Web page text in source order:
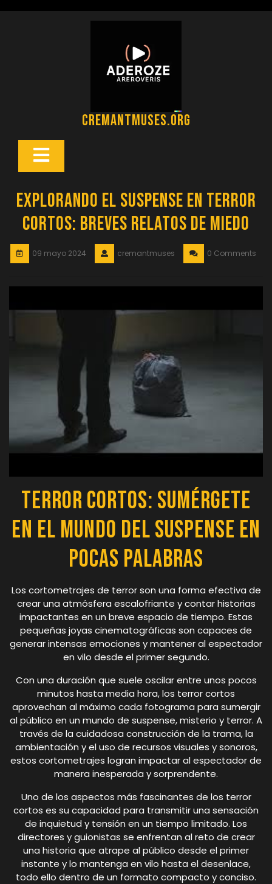
cremantmuses.org
Botón
Explorando el Suspense en Terror
Cortos: Breves Relatos de Miedo
09 mayo 2024 cremantmuses 0 Comments
Terror Cortos: Sumérgete
en el Mundo del Suspense en
Pocas Palabras
Los cortometrajes de terror son una forma efectiva de
crear una atmósfera escalofriante y contar historias
impactantes en un breve espacio de tiempo. Estas
pequeñas joyas cinematográficas son capaces de
generar intensas emociones y mantener al espectador
en vilo desde el primer segundo.
Con una duración que suele oscilar entre unos pocos
minutos hasta media hora, los terror cortos
aprovechan al máximo cada fotograma para sumergir
al público en un mundo de suspense, misterio y terror. A
través de la cuidadosa construcción de la trama, la
ambientación y el uso de recursos visuales y sonoros,
estos cortometrajes logran impactar al espectador de
manera inesperada y sorprendente.
Uno de los aspectos más fascinantes de los terror
cortos es su capacidad para transmitir una sensación
de inquietud y tensión en un tiempo limitado. Los
directores y guionistas se enfrentan al reto de crear
una historia que atrape al público desde el primer
instante y lo mantenga en vilo hasta el desenlace,
todo ello dentro de un formato compacto y conciso.